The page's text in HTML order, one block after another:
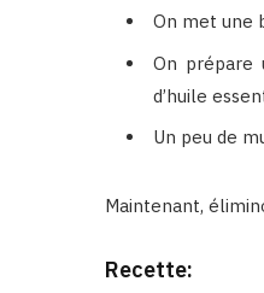
On met une
On prépare
d’huile
Un peu de
Maintenant,
Recette: